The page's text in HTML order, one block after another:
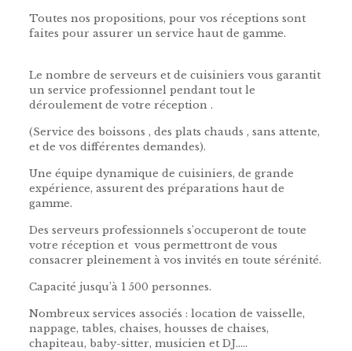
Toutes nos propositions, pour vos réceptions sont
faites pour assurer un service haut de gamme.
Le nombre de serveurs et de cuisiniers vous garantit
un service professionnel pendant tout le
déroulement de votre réception .
(Service des boissons , des plats chauds , sans attente,
et de vos différentes demandes).
Une équipe dynamique de cuisiniers, de grande
expérience, assurent des préparations haut de
gamme.
Des serveurs professionnels s’occuperont de toute
votre réception et vous permettront de vous
consacrer pleinement à vos invités en toute sérénité.
Capacité jusqu’à 1 500 personnes.
Nombreux services associés : location de vaisselle,
nappage, tables, chaises, housses de chaises,
chapiteau, baby-sitter, musicien et DJ…..